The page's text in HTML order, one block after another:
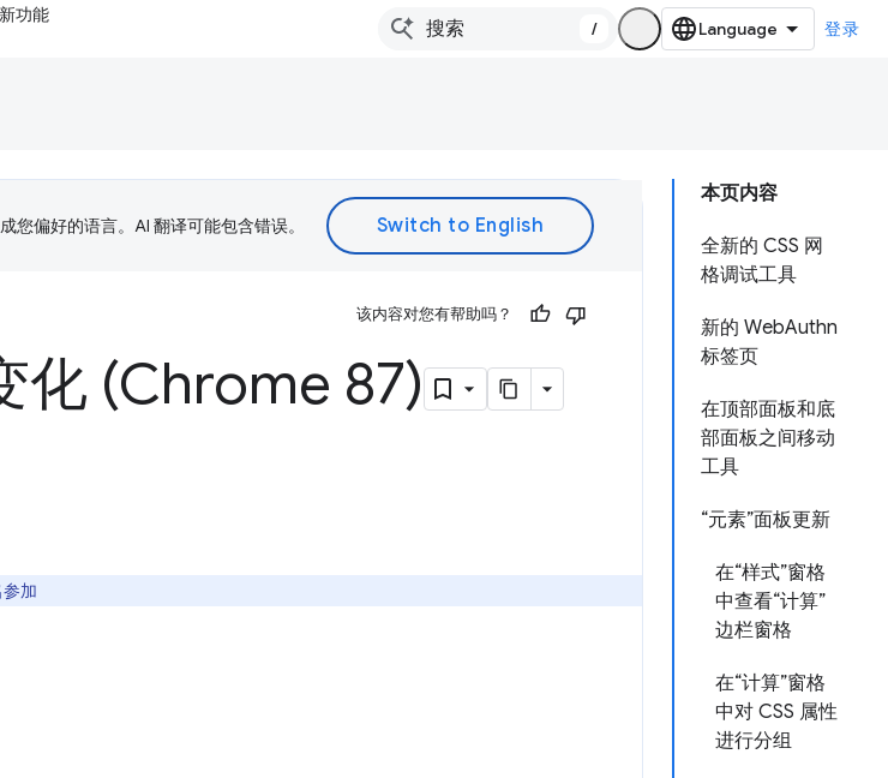
功能
/ 登录
本页内容
全新的 CSS 网
格调试工具
新的 WebAuthn
标签页
在顶部面板和底
部面板之间移动
工具
“元素”面板更新
在“样式”窗格
中查看“计算”
边栏窗格
在“计算”窗格
中对 CSS 属性
进行分组
您偏好的语言。AI 翻译可能包含错误。
该内容对您有帮助吗？
化 (Chrome 87)
加